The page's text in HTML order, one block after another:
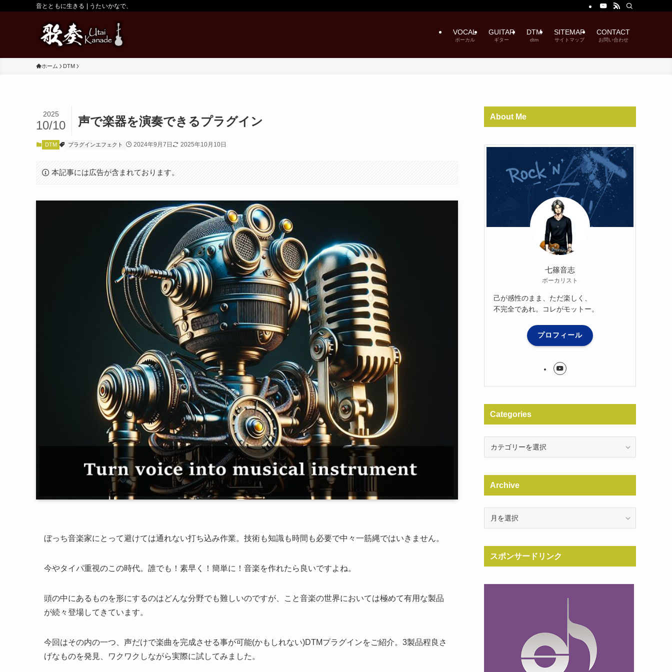
音とともに生きる | うたいかなで、
VOCAL
ボーカル
GUITAR
ギター
DTM
dtm
SITEMAP
サイトマップ
CONTACT
お問い合わせ
ホーム DTM
声で楽器を演奏できるプラグイン
2025
10/10
DTM プラグインエフェクト 2024年9月7日 2025年10月10日
本記事には広告が含まれております。
ぼっち音楽家にとって避けては通れない打ち込み作業。技術も知識も時間も必要で中々一筋縄ではいきません。
今やタイパ重視のこの時代。誰でも！素早く！簡単に！音楽を作れたら良いですよね。
頭の中にあるものを形にするのはどんな分野でも難しいのですが、こと音楽の世界においては極めて有用な製品
が続々登場してきています。
今回はその内の一つ、声だけで楽曲を完成させる事が可能(かもしれない)DTMプラグインをご紹介。3製品程良さ
げなものを発見、ワクワクしながら実際に試してみました。
About Me
七篠音志
ボーカリスト
己が感性のまま、ただ楽しく、
不完全であれ。コレがモットー。
プロフィール
Categories
Archive
スポンサードリンク